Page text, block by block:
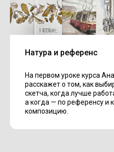
Натура и референс
На первом уроке курса
расскажет о том, как
скетча, когда лучше
а когда — по референсу и
композицию.